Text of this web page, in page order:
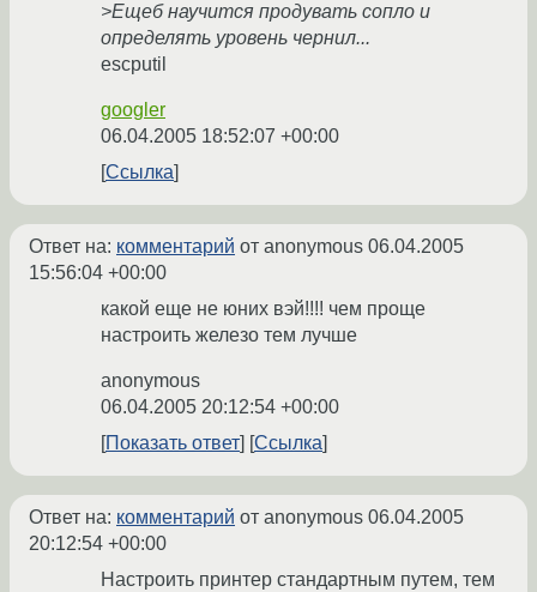
>Ещеб научится продувать сопло и
определять уровень чернил...
escputil
googler
06.04.2005 18:52:07 +00:00
Ссылка
Ответ на: комментарий от anonymous 06.04.2005
15:56:04 +00:00
какой еще не юних вэй!!!! чем проще
настроить железо тем лучше
anonymous
06.04.2005 20:12:54 +00:00
Показать ответ
Ссылка
Ответ на: комментарий от anonymous 06.04.2005
20:12:54 +00:00
Настроить принтер стандартным путем, тем